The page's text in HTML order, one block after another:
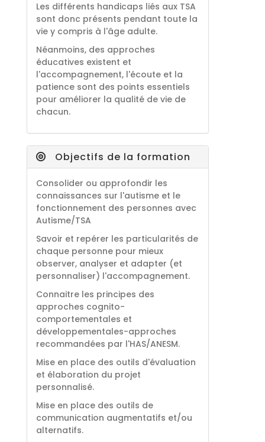
Les différents handicaps liés aux TSA
sont donc présents pendant toute la
vie y compris à l'âge adulte.
Néanmoins, des approches
éducatives existent et
l'accompagnement, l'écoute et la
patience sont des points essentiels
pour améliorer la qualité de vie de
chacun.
Objectifs de la formation
Consolider ou approfondir les
connaissances sur l'autisme et le
fonctionnement des personnes avec
Autisme/TSA
Savoir et repérer les particularités de
chaque personne pour mieux
observer, analyser et adapter (et
personnaliser) l'accompagnement.
Connaitre les principes des
approches cognito-
comportementales et
développementales-approches
recommandées par l'HAS/ANESM.
Mise en place des outils d'évaluation
et élaboration du projet
personnalisé.
Mise en place des outils de
communication augmentatifs et/ou
alternatifs.